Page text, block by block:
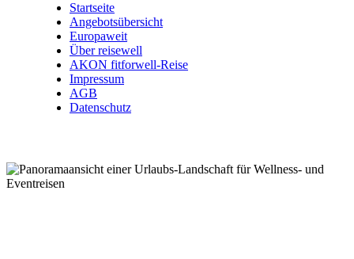
Startseite
Angebotsübersicht
Europaweit
Über reisewell
AKON fitforwell-Reise
Impressum
AGB
Datenschutz